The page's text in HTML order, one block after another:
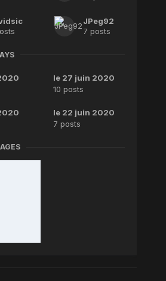
JPeg92
7 posts
le 27 juin 2020
10 posts
le 22 juin 2020
7 posts